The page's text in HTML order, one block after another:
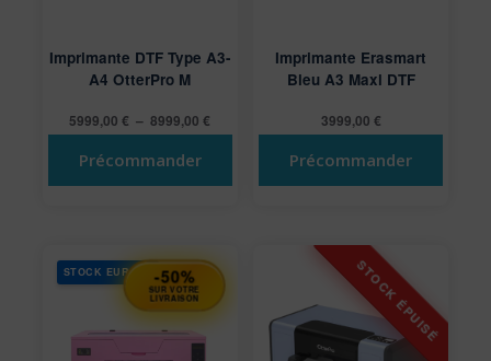
Imprimante DTF Type A3-
A4 OtterPro M
5999,00€ – 8999,00€
5999,00 €
Précommander
Imprimante Erasmart
Bleu A3 Maxl DTF
3999,00 €
Précommander
STOCK EUROPE -50%
SUR VOTRE
LIVRAISON